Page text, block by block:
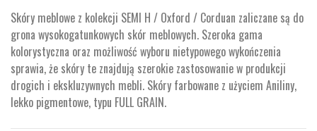
Skóry meblowe z kolekcji SEMI H / Oxford / Corduan zaliczane są do
grona wysokogatunkowych skór meblowych. Szeroka gama
kolorystyczna oraz możliwość wyboru nietypowego wykończenia
sprawia, że skóry te znajdują szerokie zastosowanie w produkcji
drogich i ekskluzywnych mebli. Skóry farbowane z użyciem Aniliny,
lekko pigmentowe, typu FULL GRAIN.